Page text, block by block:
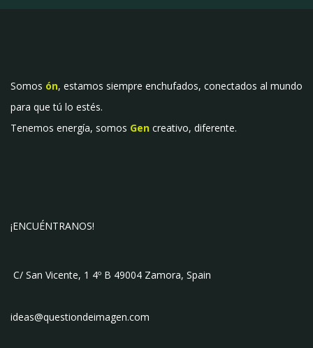
Somos ón, estamos siempre enchufados, conectados al mundo
para que tú lo estés.
Tenemos energía, somos Gen creativo, diferente.
¡ENCUÉNTRANOS!
C/ San Vicente, 1 4º B 49004 Zamora, Spain
ideas@questiondeimagen.com